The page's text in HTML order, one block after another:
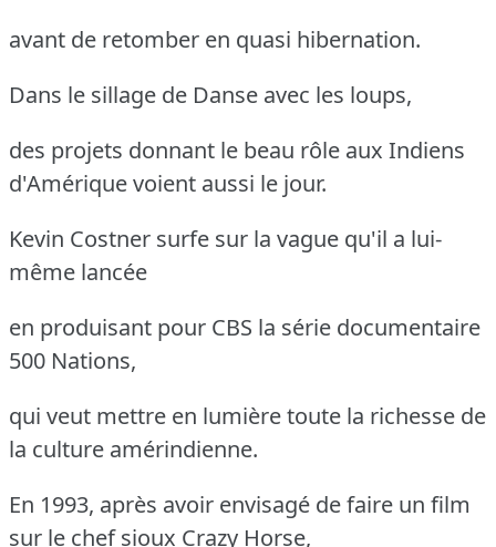
avant de retomber en quasi hibernation.
Dans le sillage de Danse avec les loups,
des projets donnant le beau rôle aux Indiens
d'Amérique voient aussi le jour.
Kevin Costner surfe sur la vague qu'il a lui-
même lancée
en produisant pour CBS la série documentaire
500 Nations,
qui veut mettre en lumière toute la richesse de
la culture amérindienne.
En 1993, après avoir envisagé de faire un film
sur le chef sioux Crazy Horse,